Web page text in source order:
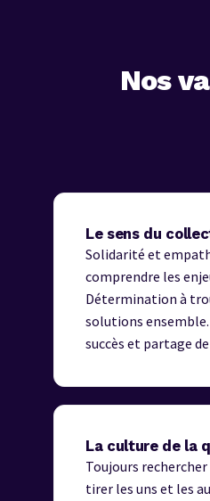
Nos
Le sens du
Solidarité et
comprendre les
Détermination à
solutions
succès et partage
La culture de la
Toujours
tirer les uns et les